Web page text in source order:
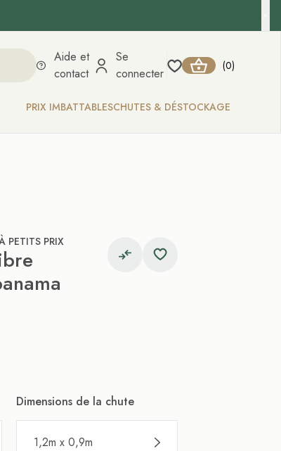
Aide et
contact
Se
connecter
(0)
PRIX IMBATTABLESCHUTES & DÉSTOCKAGE
PETITS PRIX
Dimensions de la chute
1,2m x 0,9m